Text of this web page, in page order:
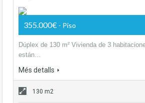
355.000€ - Piso
Dúplex de 130 m² Vivienda de 3
están…
Més detalls
130 m2